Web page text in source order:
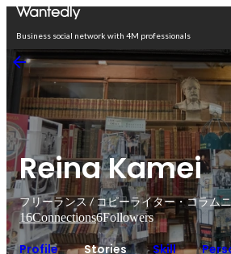
Business social network with 4M professionals
Reina Kamei
フリーランス / コピーライター・コラム
16Connections6Followers
Profile Stories Skill